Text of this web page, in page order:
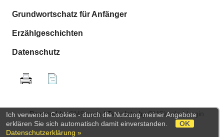
Grundwortschatz für Anfänger
Erzählgeschichten
Datenschutz
Powered byCMSimple| Template byCMSimple|Login
Ich verwende Cookies - durch die Nutzung meiner Angebote
erklären Sie sich automatisch damit einverstanden.
OK
Datenschutzerklärung »